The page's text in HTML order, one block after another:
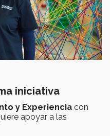
iniciativa
y Experiencia con
apoyar a las